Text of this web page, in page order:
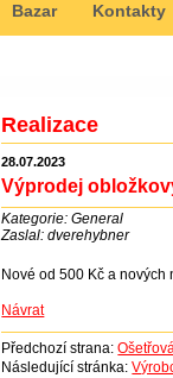
Bazar Kontakty
Realizace
28.07.2023
Výprodej
Kategorie: General
Zaslal: dverehybner
Nové od 500 Kč a
Návrat
Předchozí strana:
Následující stránka: